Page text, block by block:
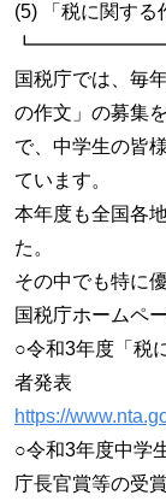
(5) 「税に関する
国税庁では、毎
の作文」の募集
で、中学生の皆
ています。
本年度も全国各
た。
その中でも特に
国税庁ホームペ
○令和3年度「税
者発表
https://
○令和3年度中学
庁長官賞等の受